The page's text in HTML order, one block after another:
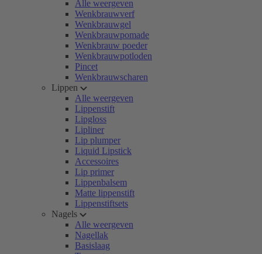
Alle weergeven
Wenkbrauwverf
Wenkbrauwgel
Wenkbrauwpomade
Wenkbrauw poeder
Wenkbrauwpotloden
Pincet
Wenkbrauwscharen
Lippen
Alle weergeven
Lippenstift
Lipgloss
Lipliner
Lip plumper
Liquid Lipstick
Accessoires
Lip primer
Lippenbalsem
Matte lippenstift
Lippenstiftsets
Nagels
Alle weergeven
Nagellak
Basislaag